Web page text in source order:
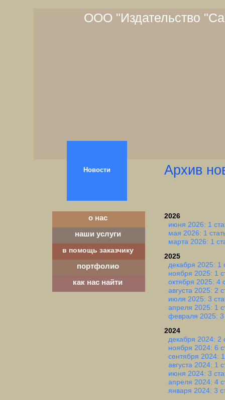
ООО "Издательство
о нас
наши услуги
в помощь заказчику
портфолио
как нас найти
Архив
2026
июня 2026: 1
мая 2026: 1
марта 2026: 1
2025
декабря 2025: 1
ноября 2025: 1
октября 2025: 4
августа 2025: 2
июля 2025: 3
апреля 2025: 1
февраля 2025: 3
2024
декабря 2024: 2
ноября 2024: 6
сентября 2024:
августа 2024: 1
июня 2024: 3
апреля 2024: 4
января 2024: 3
Новости